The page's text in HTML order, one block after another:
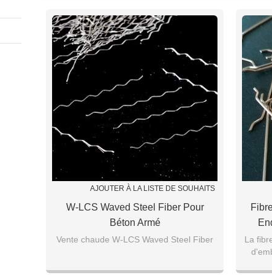
AJOUTER À LA LISTE DE SOUHAITS
W-LCS Waved Steel Fiber Pour
Béton Armé
Vente chaude W-LCS Waved Steel Fiber
La